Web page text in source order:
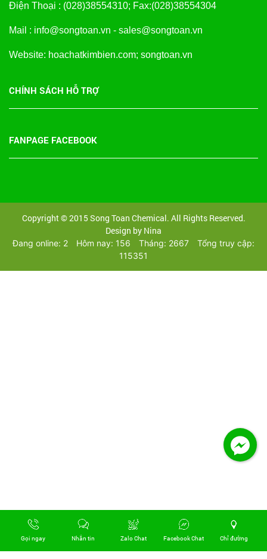
Điện Thoại : (028)38554310; Fax:(028)38554304
Mail : info@songtoan.vn - sales@songtoan.vn
Website: hoachatkimbien.com; songtoan.vn
CHÍNH SÁCH HỖ TRỢ
FANPAGE FACEBOOK
Copyright © 2015 Song Toan Chemical. All Rights Reserved.
Design by Nina
Đang online: 2 Hôm nay: 156 Tháng: 2667
Tổng truy cập:
115351
Gọi ngay Nhắn tin Zalo Chat Facebook Chat Chỉ đường